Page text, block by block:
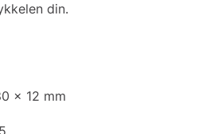
din.
x 12 mm